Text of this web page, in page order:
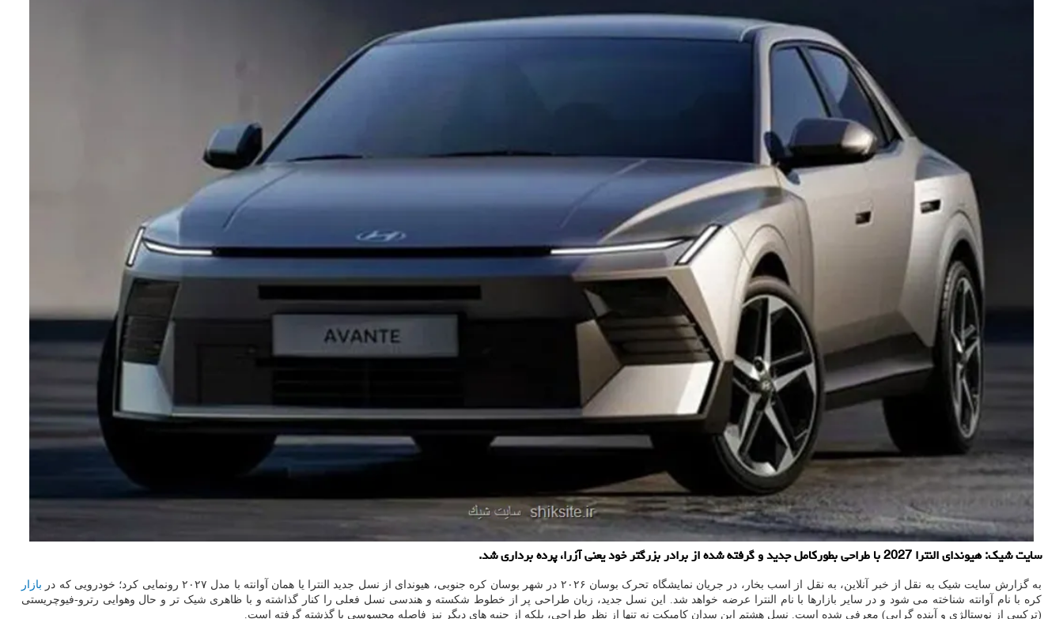
سایت شیک: هیوندای النترا 2027 با طراحی بطورکامل جدید و گرفته شده از برادر بزرگتر خود یعنی آزرا، پرده برداری شد.
به گزارش سایت شیک به نقل از خبر آنلاین، به نقل از اسب بخار، در جریان نمایشگاه تحرک بوسان ۲۰۲۶ در شهر بوسان کره جنوبی، هیوندای از نسل جدید النترا یا همان آوانته با مدل ۲۰۲۷ رونمایی کرد؛ خودرویی که در
بازار
کره با نام آوانته شناخته می شود و در سایر بازارها با نام النترا عرضه خواهد شد. این نسل جدید، زبان طراحی پر از خطوط شکسته و هندسی نسل فعلی را کنار گذاشته و با ظاهری شیک تر و حال وهوایی رترو-فیوچریستی
(ترکیبی از نوستالژی و آینده گرایی) معرفی شده است. نسل هشتم این سدان کامپکت نه تنها از نظر طراحی، بلکه از جنبه های دیگر نیز فاصله محسوسی با گذشته گرفته است.